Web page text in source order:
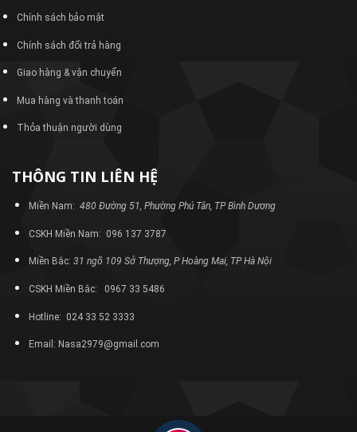
Chính sách bảo mật
Chính sách đổi trả hàng
Giao hàng & vận chuyển
Mua hàng và thanh toán
Thỏa thuận người dùng
THÔNG TIN LIÊN HỆ
Miền Nam: 480 Đường 51, Phường Phú Tân, TP Bình Dương
CSKH Miền Nam: 096 137 3787
Miền Bắc: 31 ngõ 109 Sở Thượng, P Hoàng Mai, TP Hà Nội
CSKH Miền Bắc: 0967 33 5486
Hotline: 024 33 52 3333
Email: Nasa2979@gmail.com